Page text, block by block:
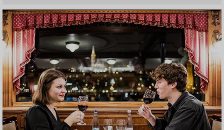
-3%